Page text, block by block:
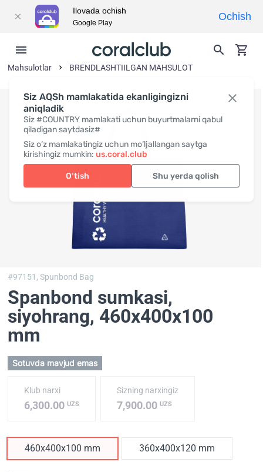
Siz AQSh mamlakatida ekanligingizni
aniqladik
Siz #COUNTRY mamlakati uchun buyurtmalarni qabul
qiladigan saytdasiz#
Siz o‘z mamlakatingiz uchun mo‘ljallangan saytga
kirishingiz mumkin: us.coral.club
O‘tish Shu yerda qolish
Mahsulotlar BRENDLASHTIILGAN MAHSULOT
#97151,Spunbond Bag
Spanbond sumkasi,
siyohrang, 460х400х100
mm
Sotuvda mavjud emas
Klub narxi
6,300.00 UZS
Sizning narxingiz
7,900.00UZS
460х400х100 mm 360х400х120 mm
Ilovada ochish
Google Play
Ochish